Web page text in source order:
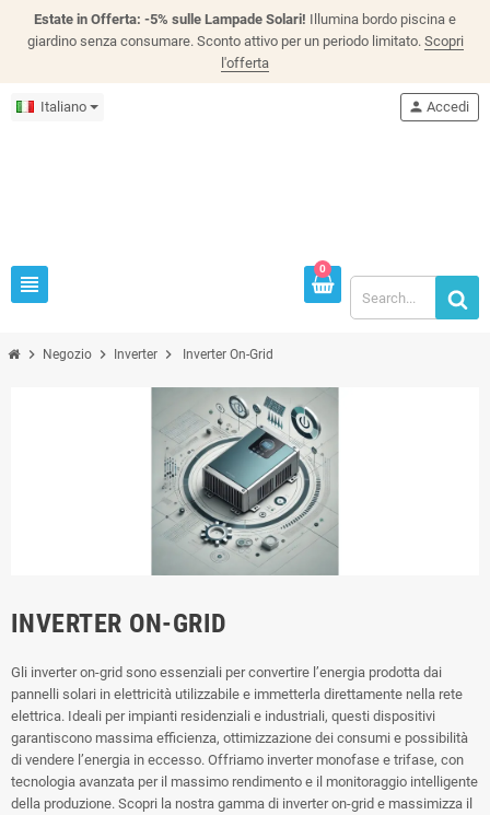
Estate in Offerta: -5% sulle Lampade Solari! Illumina bordo piscina e
giardino senza consumare. Sconto attivo per un periodo limitato. Scopri
l'offerta
Italiano
view_headline
person Accedi
0
chevron_right Negozio chevron_right Inverter chevron_right Inverter On-Grid
INVERTER ON-GRID
Gli inverter on-grid sono essenziali per convertire l’energia prodotta dai
pannelli solari in elettricità utilizzabile e immetterla direttamente nella rete
elettrica. Ideali per impianti residenziali e industriali, questi dispositivi
garantiscono massima efficienza, ottimizzazione dei consumi e possibilità
di vendere l’energia in eccesso. Offriamo inverter monofase e trifase, con
tecnologia avanzata per il massimo rendimento e il monitoraggio intelligente
della produzione. Scopri la nostra gamma di inverter on-grid e massimizza il